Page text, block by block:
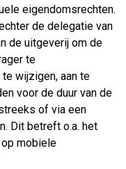
eigendomsrechten.
de delegatie van
de uitgeverij om de
te
wijzigen, aan te
voor de duur van de
of via een
Dit betreft o.a. het
mobiele